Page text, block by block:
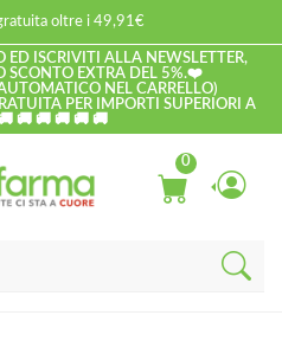
oltre i 49,91€
ED ISCRIVITI ALLA NEWSLETTER,
SCONTO EXTRA DEL 5%.❤️
NEL CARRELLO)
PER IMPORTI SUPERIORI A
🚚 🚚 🚚 🚚 🚚
0